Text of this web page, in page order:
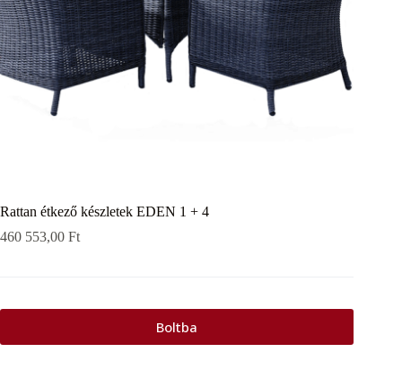
Rattan étkező készletek EDEN 1 + 4
460 553,00 Ft
Boltba